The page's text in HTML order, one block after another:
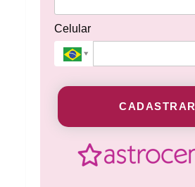
Celular
CADASTRAR